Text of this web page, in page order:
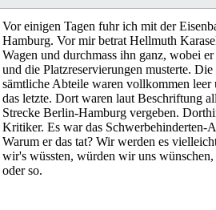
Vor einigen Tagen fuhr ich mit der
Hamburg. Vor mir betrat Hellmuth
Wagen und durchmass ihn ganz, wobei
und die Platzreservierungen musterte.
sämtliche Abteile waren vollkommen
das letzte. Dort waren laut Beschriftung
Strecke Berlin-Hamburg vergeben.
Kritiker. Es war das Schwerbehinderten-
Warum er das tat? Wir werden es
wir's wüssten, würden wir uns wünschen,
oder so.